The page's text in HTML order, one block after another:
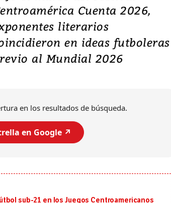
Cuenta 2026,
literarios
en ideas futboleras
al Mundial 2026
en los resultados de búsqueda.
en Google ↗️
sub-21 en los Juegos Centroamericanos